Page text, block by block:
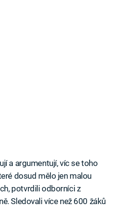
a argumentují, víc se toho
dosud mělo jen malou
potvrdili odborníci z
Sledovali více než 600 žáků